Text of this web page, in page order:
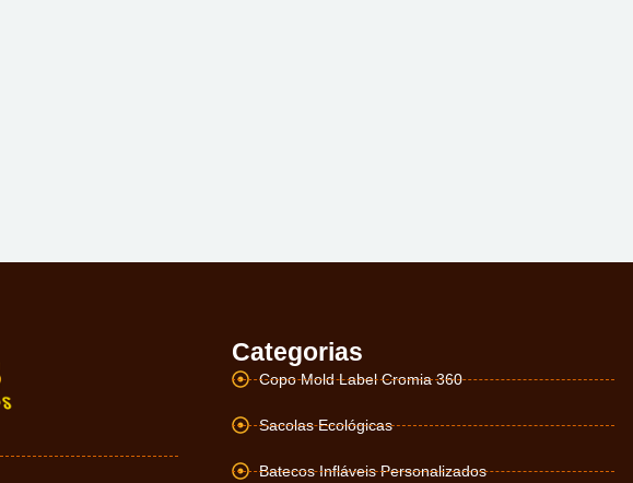
Categorias
Copo Mold Label Cromia 360
Sacolas Ecológicas
Batecos Infláveis Personalizados